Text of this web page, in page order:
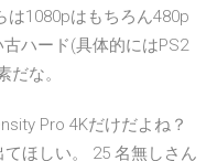
は1080pはもちろん480p
ハード(具体的にはPS2
だな。
Pro 4Kだけだよね？
ほしい。 25 名無しさん